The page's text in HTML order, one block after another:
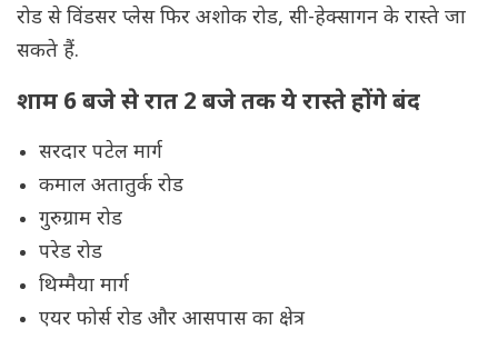
रोड से विंडसर प्लेस फिर अशोक रोड, सी-हेक्सागन के रास्ते जा
सकते हैं.
शाम 6 बजे से रात 2 बजे तक ये रास्ते होंगे बंद
सरदार पटेल मार्ग
कमाल अतातुर्क रोड
गुरुग्राम रोड
परेड रोड
थिम्मैया मार्ग
एयर फोर्स रोड और आसपास का क्षेत्र